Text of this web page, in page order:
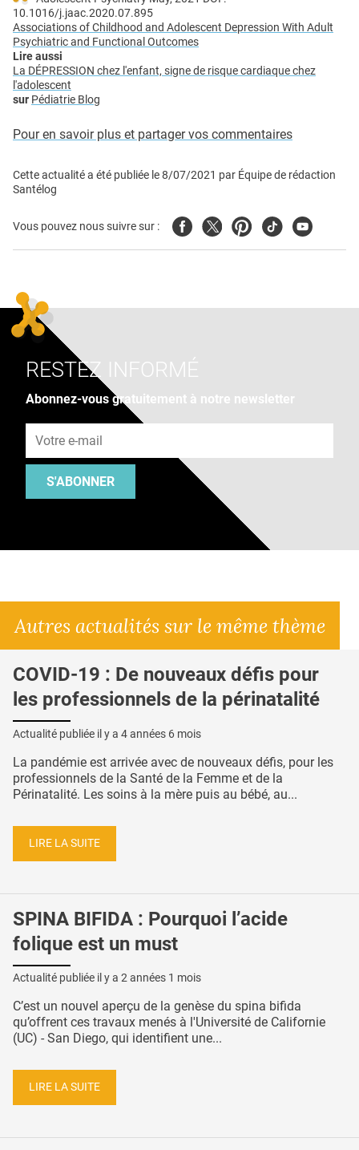
10.1016/j.jaac.2020.07.895
Associations of Childhood and Adolescent Depression With Adult
Psychiatric and Functional Outcomes
Lire aussi
La DÉPRESSION chez l'enfant, signe de risque cardiaque chez
l'adolescent
sur Pédiatrie Blog
Pour en savoir plus et partager vos commentaires
Cette actualité a été publiée le8/07/2021 par Équipe de rédaction
Santélog
Vous pouvez nous suivre sur : FacebookTwitterPinterest
TiktokYoutube
RESTEZ INFORMÉ
Abonnez-vous gratuitement à notre newsletter
S'ABONNER
Autres actualités sur le même thème
COVID-19 : De nouveaux défis pour
les professionnels de la périnatalité
Actualité publiée il y a 4 années 6 mois
La pandémie est arrivée avec de nouveaux défis, pour les
professionnels de la Santé de la Femme et de la
Périnatalité. Les soins à la mère puis au bébé, au...
LIRE LA SUITE
SPINA BIFIDA : Pourquoi l’acide
folique est un must
Actualité publiée il y a 2 années 1 mois
C’est un nouvel aperçu de la genèse du spina bifida
qu’offrent ces travaux menés à l'Université de Californie
(UC) - San Diego, qui identifient une...
LIRE LA SUITE